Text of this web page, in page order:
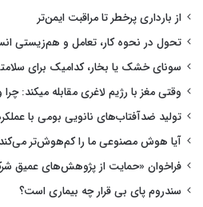
از بارداری پرخطر تا مراقبت ایمن‌تر
تحول در نحوه کار، تعامل و هم‌زیستی
سونای خشک یا بخار، کدامیک برای
وقتی مغز با رژیم لاغری مقابله میکند:
تولید ضدآفتاب‌های نانویی بومی با
آیا هوش مصنوعی ما را کم‌هوش‌تر
فراخوان «حمایت از پژوهش‌های عمیق
سندروم پای بی قرار چه بیماری است؟